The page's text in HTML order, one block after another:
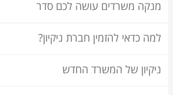
מנקה משרדים עושה לכם סדר
למה כדאי להזמין חברת ניקיון?
ניקיון של המשרד החדש